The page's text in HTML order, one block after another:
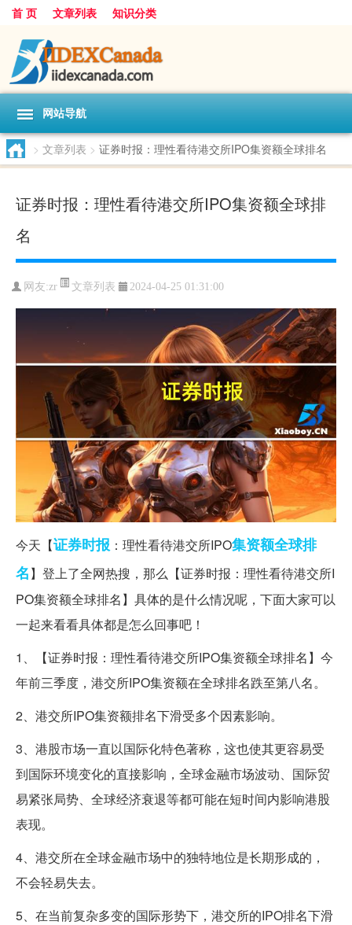
首 页 文章列表 知识分类
网站导航
> 文章列表 > 证券时报：理性看待港交所IPO集资额全球排名
证券时报：理性看待港交所IPO集资额全球排
名
网友:zr 文章列表 2024-04-25 01:31:00
今天【证券时报 ：理性看待港交所IPO集资额全球排
名】登上了全网热搜，那么【证券时报：理性看待港交所I
PO集资额全球排名】具体的是什么情况呢，下面大家可以
一起来看看具体都是怎么回事吧！
1、【证券时报：理性看待港交所IPO集资额全球排名】今
年前三季度，港交所IPO集资额在全球排名跌至第八名。
2、港交所IPO集资额排名下滑受多个因素影响。
3、港股市场一直以国际化特色著称，这也使其更容易受
到国际环境变化的直接影响，全球金融市场波动、国际贸
易紧张局势、全球经济衰退等都可能在短时间内影响港股
表现。
4、港交所在全球金融市场中的独特地位是长期形成的，
不会轻易失去。
5、在当前复杂多变的国际形势下，港交所的IPO排名下滑